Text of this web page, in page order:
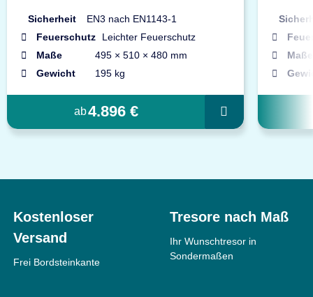
Sicherheit
EN3 nach EN1143-1
Feuerschutz
Leichter Feuerschutz
Maße
495 × 510 × 480 mm
Gewicht
195 kg
ab4.896 €
Maße
Kostenloser
Versand
Frei Bordsteinkante
Tresore nach Maß
Ihr Wunschtresor in
Sondermaßen